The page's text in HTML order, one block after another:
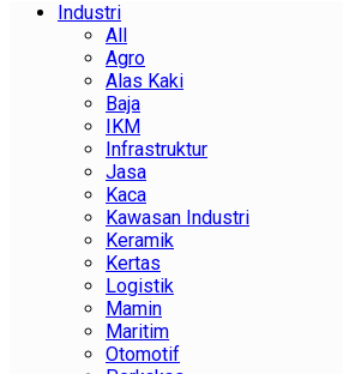
Industri
All
Agro
Alas Kaki
Baja
IKM
Infrastruktur
Jasa
Kaca
Kawasan Industri
Keramik
Kertas
Logistik
Mamin
Maritim
Otomotif